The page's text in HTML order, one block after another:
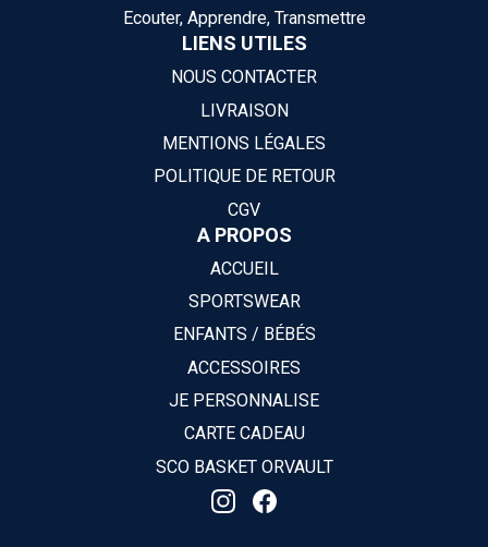
Ecouter, Apprendre, Transmettre
LIENS UTILES
NOUS CONTACTER
LIVRAISON
MENTIONS LÉGALES
POLITIQUE DE RETOUR
CGV
A PROPOS
ACCUEIL
SPORTSWEAR
ENFANTS / BÉBÉS
ACCESSOIRES
JE PERSONNALISE
CARTE CADEAU
SCO BASKET ORVAULT